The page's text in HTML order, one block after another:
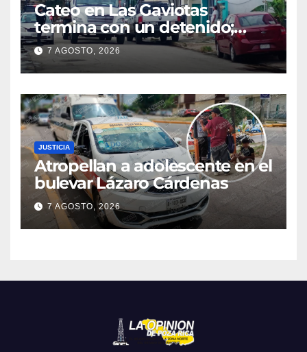
Cateo en Las Gaviotas
termina con un detenido;
aseguran armas, presunta
droga y un automóvil
7 AGOSTO, 2026
JUSTICIA
Atropellan a adolescente en el
bulevar Lázaro Cárdenas
7 AGOSTO, 2026